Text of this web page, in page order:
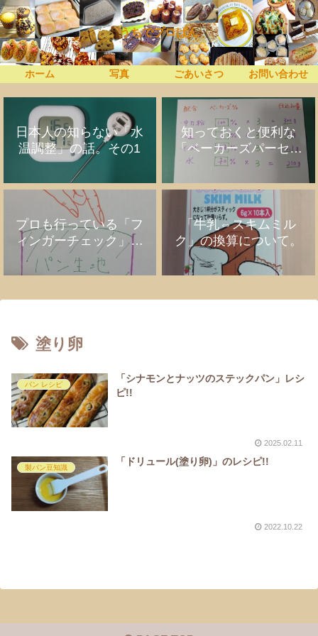
うちでプロぱん
ホーム 写真 ごあいさつ お問い合わせ
日本人の知らない「水
温調整」の話。その1
知っておくと便利な
「ベーカーズパーセン
ト」の話
プロも行っている「フ
ィンガーチェック」の
話。
「牛乳⇔スキムミル
ク」の換算について。
塗り卵
パン レシピ
「シナモンとナッツのステックパン」レシ
ピ!!
2025.02.11
製パン豆知識
「ドリュール(塗り卵)」のレシピ!!
2022.10.22